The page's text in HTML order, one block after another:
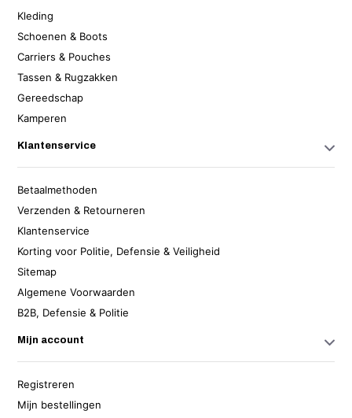
Kleding
Schoenen & Boots
Carriers & Pouches
Tassen & Rugzakken
Gereedschap
Kamperen
Klantenservice
Betaalmethoden
Verzenden & Retourneren
Klantenservice
Korting voor Politie, Defensie & Veiligheid
Sitemap
Algemene Voorwaarden
B2B, Defensie & Politie
Mijn account
Registreren
Mijn bestellingen